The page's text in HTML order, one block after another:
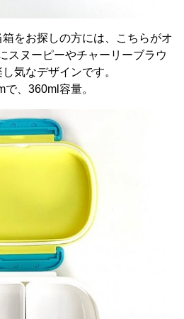
をお探しの方には、こちらがオ
スヌーピーやチャーリーブラウ
気なデザインです。
、360ml容量。